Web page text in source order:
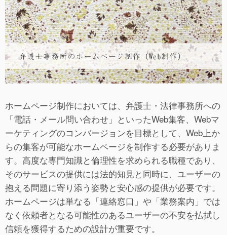
ホームページ制作においては、弁護士・法律事務所への
「電話・メール問い合わせ」といったWeb集客、Webマ
ーケティングのコンバージョンを目標として、Web上か
らの集客が可能なホームページを制作する必要がありま
す。高度な専門知識と倫理性を求められる職種であり、
そのサービスの提供には法的知見と同時に、ユーザーの
抱える問題に寄り添う姿勢と安心感の提供が必要です。
ホームページは単なる「連絡窓口」や「業務案内」では
なく依頼者となる可能性のあるユーザーの不安を払拭し
信頼を獲得するための設計が重要です。